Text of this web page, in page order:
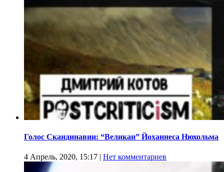
Голос Скандинавии: “Великан” Йоханнеса Нюхольма
4 Апрель, 2020, 15:17 | Нет комментариев